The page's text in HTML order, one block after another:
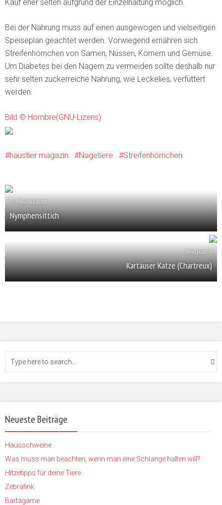
Kauf eher selten aufgrund der Einzelhaltung möglich.
Bei der Nahrung muss auf einen ausgewogen und vielseitigen
Speiseplan geachtet werden. Vorwiegend ernähren sich
Streifenhörnchen von Samen, Nüssen, Körnern und Gemüse.
Um Diabetes bei den Nagern zu vermeiden sollte deshalb nur
sehr selten zuckerreiche Nahrung, wie Leckelies, verfüttert
werden.
Bild © Hombre(GNU-Lizens)
haustier magazin Nagetiere Streifenhörnchen
Previous post
Nymphensittich
Next post
Kartäuser Katze (Chartreux)
Neueste Beiträge
Hausschweine
Was muss man beachten, wenn man eine Schlange halten will?
Hitzetipps für deine Tiere
Zebrafink
Bartagame